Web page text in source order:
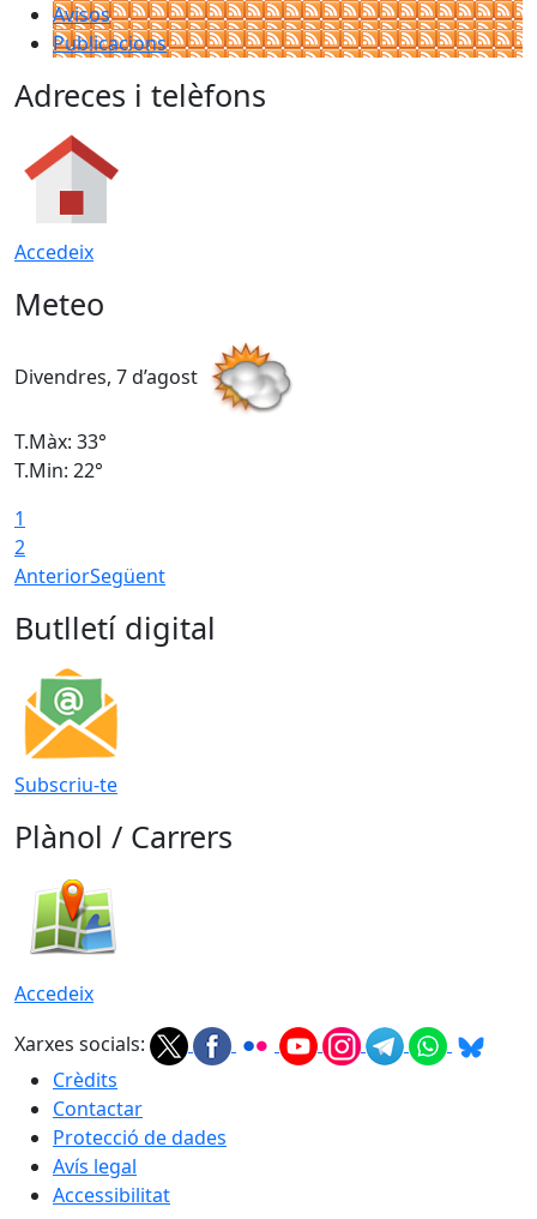
Avisos
Publicacions
Adreces i telèfons
Accedeix
Meteo
Divendres, 7 d’agost
T.Màx: 33°
T.Min: 22°
1
2
AnteriorSegüent
Butlletí digital
Subscriu-te
Plànol / Carrers
Accedeix
Xarxes socials:
Crèdits
Contactar
Protecció de dades
Avís legal
Accessibilitat